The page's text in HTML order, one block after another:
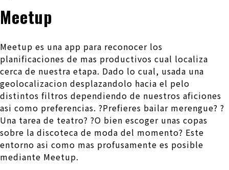
Meetup
Meetup es una app para reconocer los
planificaciones de mas productivos cual localiza
cerca de nuestra etapa. Dado lo cual, usada una
geolocalizacion desplazandolo hacia el pelo
distintos filtros dependiendo de nuestros aficiones
asi­ como preferencias. ?Prefieres bailar merengue? ?
Una tarea de teatro? ?O bien escoger unas copas
sobre la discoteca de moda del momento? Este
entorno asi­ como mas profusamente es posible
mediante Meetup.